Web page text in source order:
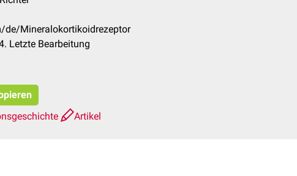
Mineralokortikoidrezeptor
Letzte Bearbeitung
Artikel